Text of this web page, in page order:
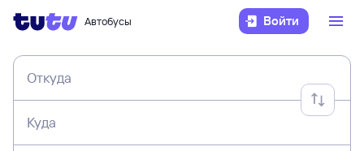
Автобусы Войти
Откуда
Куда